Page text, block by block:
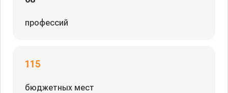
профессий
115
бюджетных мест